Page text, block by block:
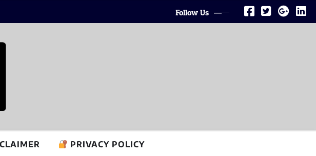
Follow Us
PRIVACY POLICY